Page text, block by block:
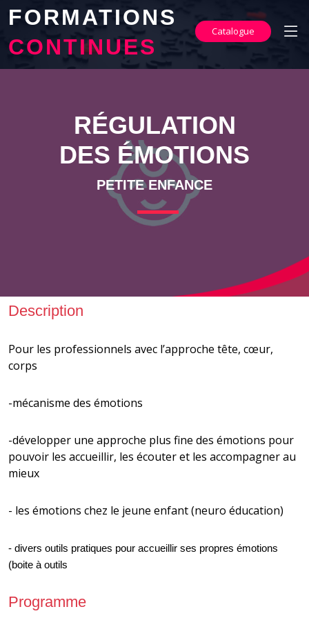
FORMATIONS
CONTINUES
Catalogue
RÉGULATION
DES ÉMOTIONS
PETITE ENFANCE
Description
Pour les professionnels avec l’approche tête, cœur,
corps
-mécanisme des émotions
-développer une approche plus fine des émotions pour
pouvoir les accueillir, les écouter et les accompagner au
mieux
- les émotions chez le jeune enfant (neuro éducation)
- divers outils pratiques pour accueillir ses propres émotions
(boite à outils
Programme